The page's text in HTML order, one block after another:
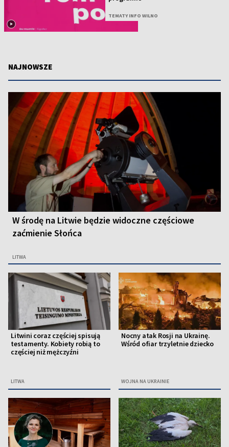
TEMATY INFO WILNO
NAJNOWSZE
W środę na Litwie będzie widoczne częściowe
zaćmienie Słońca
LITWA
Litwini coraz częściej spisują
testamenty. Kobiety robią to
częściej niż mężczyźni
LITWA
Nocny atak Rosji na Ukrainę.
Wśród ofiar trzyletnie dziecko
WOJNA NA UKRAINIE